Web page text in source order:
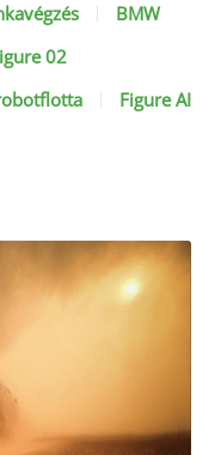
BMW
02
Figure AI